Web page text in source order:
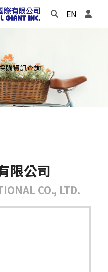
EN
購資訊查詢
限公司
CO., LTD.